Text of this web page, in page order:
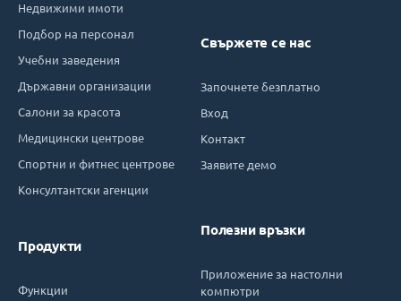
Недвижими имоти
Подбор на персонал
Учебни заведения
Държавни организации
Салони за красота
Медицински центрове
Спортни и фитнес центрове
Консултантски агенции
Продукти
Функции
Свържете се нас
Започнете безплатно
Вход
Контакт
Заявите демо
Полезни връзки
Приложение за настолни
компютри